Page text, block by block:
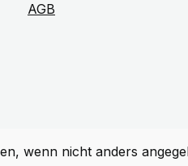
AGB
wenn nicht anders